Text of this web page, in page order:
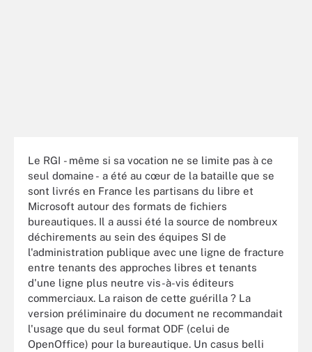
Le RGI - même si sa vocation ne se limite pas à ce
seul domaine - a été au cœur de la bataille que se
sont livrés en France les partisans du libre et
Microsoft autour des formats de fichiers
bureautiques. Il a aussi été la source de nombreux
déchirements au sein des équipes SI de
l'administration publique avec une ligne de fracture
entre tenants des approches libres et tenants
d'une ligne plus neutre vis-à-vis éditeurs
commerciaux. La raison de cette guérilla ? La
version préliminaire du document ne recommandait
l'usage que du seul format ODF (celui de
OpenOffice) pour la bureautique. Un casus belli